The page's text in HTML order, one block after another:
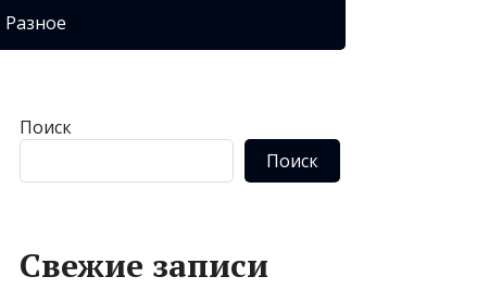
Разное
Поиск
Поиск
Свежие записи